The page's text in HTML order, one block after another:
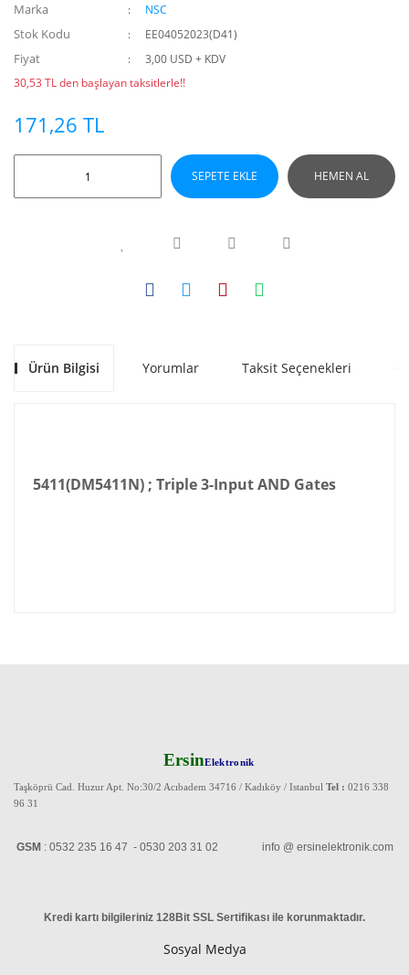
Marka NSC
Stok Kodu EE04052023(D41)
Fiyat
3,00 USD + KDV
30,53 TL den başlayan taksitlerle!!
171,26 TL
SEPETE EKLE HEMEN AL
Ürün Bilgisi Yorumlar Taksit Seçenekleri
5411(DM5411N) ; Triple 3-Input AND Gates
ErsinElektronik
Taşköprü Cad. Huzur Apt. No:30/2 Acıbadem 34716 / Kadıköy / Istanbul Tel : 0216 338
96 31
GSM : 0532 235 16 47 - 0530 203 31 02 info @ ersinelektronik.com
Kredi kartı bilgileriniz 128Bit SSL Sertifikası ile korunmaktadır.
Sosyal Medya